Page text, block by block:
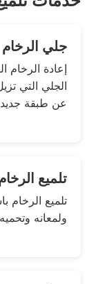
جلي الرخام
إعادة الرخام
الجلي التي
عن طبقة
تلميع
تلميع الرخام
ولمعانه